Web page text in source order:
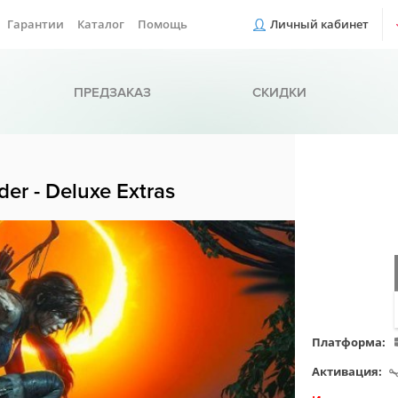
Гарантии Каталог Помощь Личный кабинет
ПРЕДЗАКАЗ СКИДКИ
- Deluxe Extras
Платформа:
Активация: